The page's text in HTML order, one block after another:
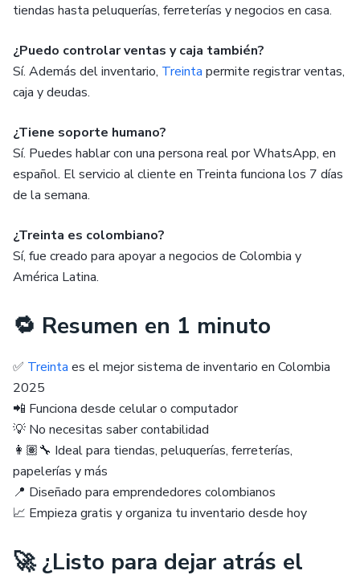
tiendas hasta peluquerías, ferreterías y negocios en casa.
¿Puedo controlar ventas y caja también?
Sí. Además del inventario, Treinta permite registrar ventas,
caja y deudas.
¿Tiene soporte humano?
Sí. Puedes hablar con una persona real por WhatsApp, en
español. El servicio al cliente en Treinta funciona los 7 días
de la semana.
¿Treinta es colombiano?
Sí, fue creado para apoyar a negocios de Colombia y
América Latina.
🔁 Resumen en 1 minuto
✅ Treinta es el mejor sistema de inventario en Colombia
2025
📲 Funciona desde celular o computador
💡 No necesitas saber contabilidad
👩🏽‍🔧 Ideal para tiendas, peluquerías, ferreterías,
papelerías y más
📍 Diseñado para emprendedores colombianos
📈 Empieza gratis y organiza tu inventario desde hoy
🚀 ¿Listo para dejar atrás el